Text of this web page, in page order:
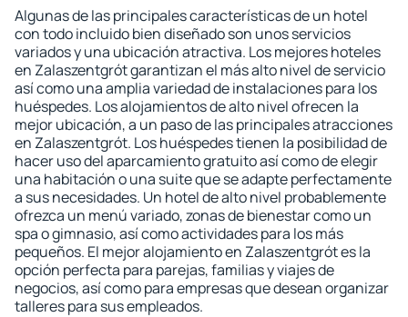
Algunas de las principales características de un hotel
con todo incluido bien diseñado son unos servicios
variados y una ubicación atractiva. Los mejores hoteles
en Zalaszentgrót garantizan el más alto nivel de servicio
así como una amplia variedad de instalaciones para los
huéspedes. Los alojamientos de alto nivel ofrecen la
mejor ubicación, a un paso de las principales atracciones
en Zalaszentgrót. Los huéspedes tienen la posibilidad de
hacer uso del aparcamiento gratuito así como de elegir
una habitación o una suite que se adapte perfectamente
a sus necesidades. Un hotel de alto nivel probablemente
ofrezca un menú variado, zonas de bienestar como un
spa o gimnasio, así como actividades para los más
pequeños. El mejor alojamiento en Zalaszentgrót es la
opción perfecta para parejas, familias y viajes de
negocios, así como para empresas que desean organizar
talleres para sus empleados.